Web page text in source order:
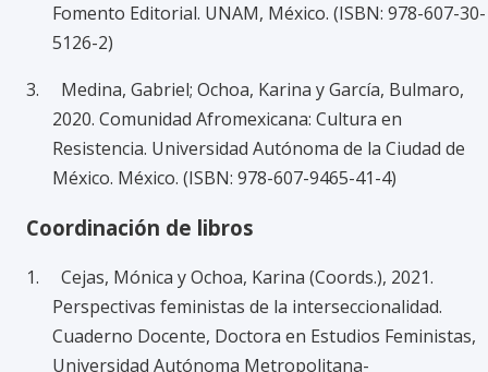
Fomento Editorial. UNAM, México. (ISBN: 978-607-30-
5126-2)
3. Medina, Gabriel; Ochoa, Karina y García, Bulmaro,
2020. Comunidad Afromexicana: Cultura en
Resistencia. Universidad Autónoma de la Ciudad de
México. México. (ISBN: 978-607-9465-41-4)
Coordinación de libros
1. Cejas, Mónica y Ochoa, Karina (Coords.), 2021.
Perspectivas feministas de la interseccionalidad.
Cuaderno Docente, Doctora en Estudios Feministas,
Universidad Autónoma Metropolitana-